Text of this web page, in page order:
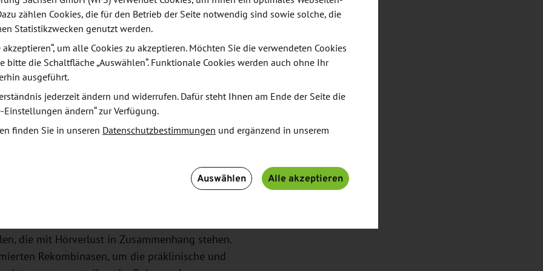
Genbearbeitung durch einen bahnbrechenden
Bedürfnisse von Patienten mit schweren
ermöglicht die Programmierung von
Enzymen. Seamless Therapeutics wendet das
Produktkandidaten für
und so das therapeutische Potenzial der
Mrd.-USD-FuE-Kooperation mit Lilly zu
die Rekombinase-Technologie von Seamless
von Hörverlust zu entwickeln. Im Rahmen der
entwickeln und programmieren, die
die mit Hörverlust in Zusammenhang stehen.
Rekombinasen, um die präklinische und
zählen Cookies, die für den Betrieb der Seite notwendig sind sowie solche, die
Statistikzwecken genutzt werden.
um alle Cookies zu akzeptieren. Möchten Sie die verwendeten Cookies
bitte die Schaltfläche „Auswählen“. Funktionale Cookies werden auch ohne Ihr
ausgeführt.
jederzeit ändern und widerrufen. Dafür steht Ihnen am Ende der Seite die
Einstellungen ändern“ zur Verfügung.
finden Sie in unseren Datenschutzbestimmungen und ergänzend in unserem
Auswählen Alle akzeptieren